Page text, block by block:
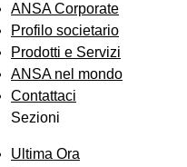
ANSA Corporate
Profilo societario
Prodotti e Servizi
ANSA nel mondo
Contattaci
Sezioni
Ultima Ora